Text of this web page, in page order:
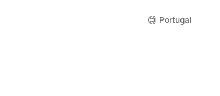
Portugal